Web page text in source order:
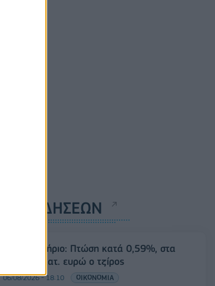
ΡΟΗ ΕΙΔΗΣΕΩΝ
Χρηματιστήριο: Πτώση κατά 0,59%, στα
320,42 εκατ. ευρώ ο τζίρος
06/08/2026 - 18:10 ΟΙΚΟΝΟΜΙΑ